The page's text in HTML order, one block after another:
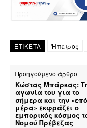
ΕΤΙΚΕΤΑ 'Ηπειρος
Προηγούμενο άρθρο
Κώστας Μπάρκας:
αγωνία του για το
σήμερα και την
μέρα» εκφράζει ο
εμπορικός κόσμος
Νομού Πρέβεζας